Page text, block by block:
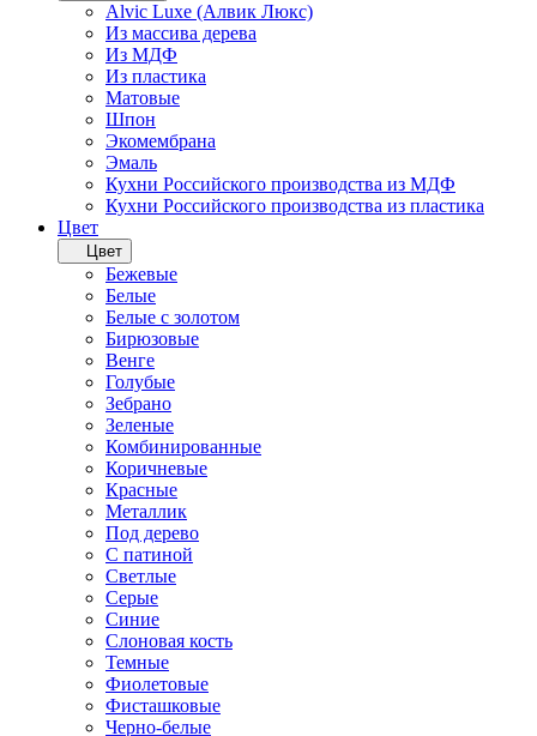
Alvic Luxe (Алвик Люкс)
Из массива дерева
Из МДФ
Из пластика
Матовые
Шпон
Экомембрана
Эмаль
Кухни Российского производства из МДФ
Кухни Российского производства из пластика
Цвет
Цвет
Бежевые
Белые
Белые с золотом
Бирюзовые
Венге
Голубые
Зебрано
Зеленые
Комбинированные
Коричневые
Красные
Металлик
Под дерево
С патиной
Светлые
Серые
Синие
Слоновая кость
Темные
Фиолетовые
Фисташковые
Черно-белые